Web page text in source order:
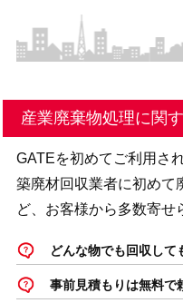
産業廃棄物処理に関
GATEを初めてご利用さ
築廃材回収業者に初めて
ど、お客様から多数寄せ
どんな物でも回収して
事前見積もりは無料で